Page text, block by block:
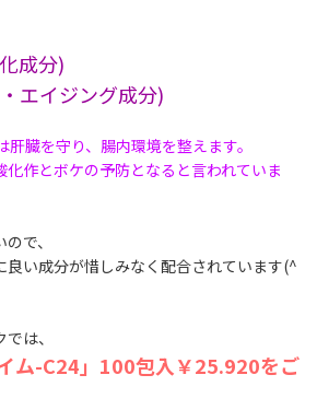
成分)
エイジング成分)
臓を守り、腸内環境を整えます。
作とボケの予防となると言われていま
で、
い成分が 惜しみなく配合されています(^
は、
イム-C24」100包入￥25.920をご